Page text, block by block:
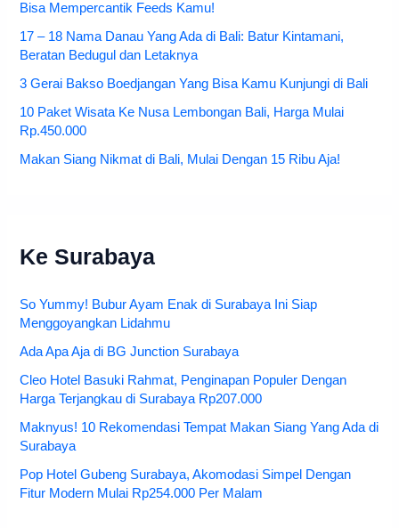
Bisa Mempercantik Feeds Kamu!
17 – 18 Nama Danau Yang Ada di Bali: Batur Kintamani,
Beratan Bedugul dan Letaknya
3 Gerai Bakso Boedjangan Yang Bisa Kamu Kunjungi di Bali
10 Paket Wisata Ke Nusa Lembongan Bali, Harga Mulai
Rp.450.000
Makan Siang Nikmat di Bali, Mulai Dengan 15 Ribu Aja!
Ke Surabaya
So Yummy! Bubur Ayam Enak di Surabaya Ini Siap
Menggoyangkan Lidahmu
Ada Apa Aja di BG Junction Surabaya
Cleo Hotel Basuki Rahmat, Penginapan Populer Dengan
Harga Terjangkau di Surabaya Rp207.000
Maknyus! 10 Rekomendasi Tempat Makan Siang Yang Ada di
Surabaya
Pop Hotel Gubeng Surabaya, Akomodasi Simpel Dengan
Fitur Modern Mulai Rp254.000 Per Malam